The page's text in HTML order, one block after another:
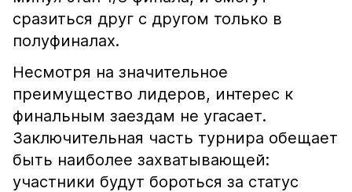
сразиться друг с другом только в
полуфиналах.
Несмотря на значительное
преимущество лидеров, интерес к
финальным заездам не угасает.
Заключительная часть турнира обещает
быть наиболее захватывающей:
участники будут бороться за статус